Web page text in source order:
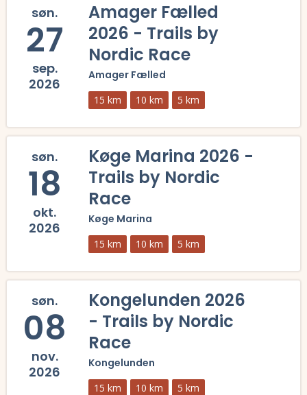
søn.
27
sep.
2026
Amager Fælled
2026 - Trails by
Nordic Race
Amager Fælled
15 km 10 km 5 km
søn.
18
okt.
2026
Køge Marina 2026 -
Trails by Nordic
Race
Køge Marina
15 km 10 km 5 km
søn.
08
nov.
2026
Kongelunden 2026
- Trails by Nordic
Race
Kongelunden
15 km 10 km 5 km